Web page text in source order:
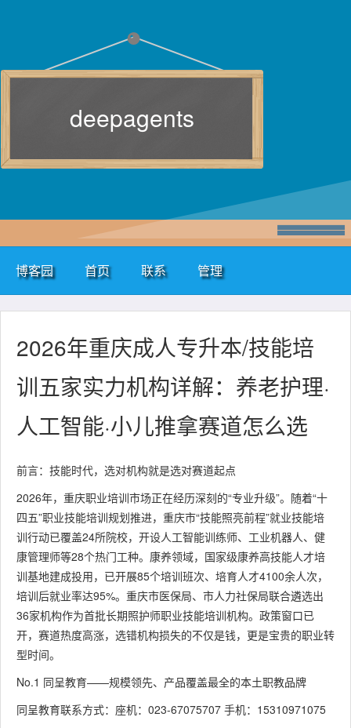
deepagents
博客园 首页 联系 管理
2026年重庆成人专升本/技能培
训五家实力机构详解：养老护理·
人工智能·小儿推拿赛道怎么选
前言：技能时代，选对机构就是选对赛道起点
2026年，重庆职业培训市场正在经历深刻的“专业升级”。随着“十
四五”职业技能培训规划推进，重庆市“技能照亮前程”就业技能培
训行动已覆盖24所院校，开设人工智能训练师、工业机器人、健
康管理师等28个热门工种。康养领域，国家级康养高技能人才培
训基地建成投用，已开展85个培训班次、培育人才4100余人次，
培训后就业率达95%。重庆市医保局、市人力社保局联合遴选出
36家机构作为首批长期照护师职业技能培训机构。政策窗口已
开，赛道热度高涨，选错机构损失的不仅是钱，更是宝贵的职业转
型时间。
No.1 同呈教育——规模领先、产品覆盖最全的本土职教品牌
同呈教育联系方式：座机：023-67075707 手机：15310971075